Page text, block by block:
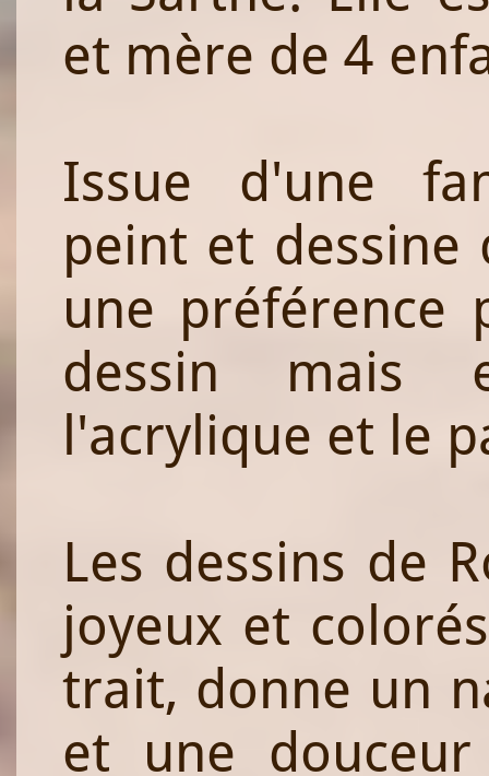
et mère de 4
Issue d'une
peint et dessine
une préférence
dessin mais
l'acrylique et le
Les dessins de
joyeux et
trait, donne un
et une